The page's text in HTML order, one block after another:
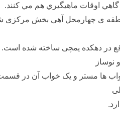
اوقات ماهيگيري هم مي كنند.
ی چهارمحل آهی بخش مرکزی
در دهکده یمچی ساخته شده است.
نوساز